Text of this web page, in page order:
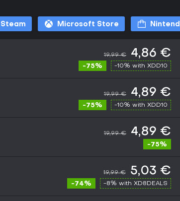
Steam Microsoft Store
19,99 € 4,86 €
-75% -10% with XDD10
19,99 € 4,89 €
-75% -10% with XDD10
19,99 € 4,89 €
-75%
19,99 € 5,03 €
-74% -8% with XD8DEALS